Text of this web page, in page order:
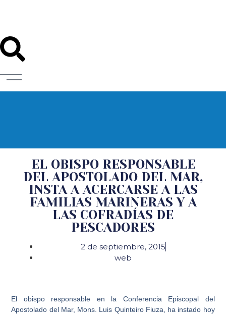
EL OBISPO RESPONSABLE
DEL APOSTOLADO DEL MAR,
INSTA A ACERCARSE A LAS
FAMILIAS MARINERAS Y A
LAS COFRADÍAS DE
PESCADORES
2 de septiembre, 2015
web
El obispo responsable en la Conferencia Episcopal del
Apostolado del Mar, Mons. Luis Quinteiro Fiuza, ha instado hoy